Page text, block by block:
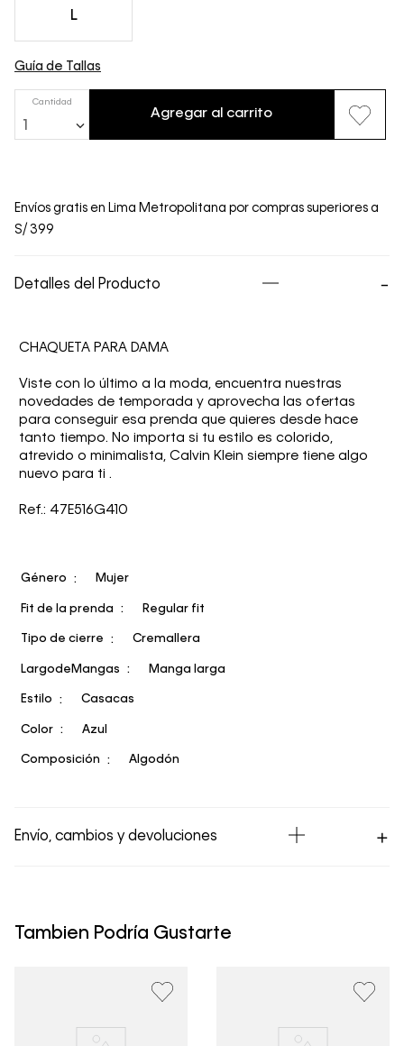
L
Guía de Tallas
Cantidad
Agregar al carrito
Envíos gratis en Lima Metropolitana por compras superiores a
S/ 399
Detalles del Producto
CHAQUETA PARA DAMA
Viste con lo último a la moda, encuentra nuestras
novedades de temporada y aprovecha las ofertas
para conseguir esa prenda que quieres desde hace
tanto tiempo. No importa si tu estilo es colorido,
atrevido o minimalista, Calvin Klein siempre tiene algo
nuevo para ti .
Ref.: 47E516G410
Género Mujer
Fit de la prenda Regular fit
Tipo de cierre Cremallera
LargodeMangas Manga larga
Estilo Casacas
Color Azul
Composición Algodón
Envío, cambios y devoluciones
hábiles para envíos a provincia. Envíos gratis en Lima
procesará desde el día hábil siguiente. Por higiene y
aceptamos devoluciones en ropa interior y trajes de
Tambien Podría Gustarte